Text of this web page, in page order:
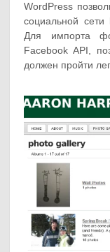
WordPress
социальной сети
Для импорта
Facebook API,
должен пройти